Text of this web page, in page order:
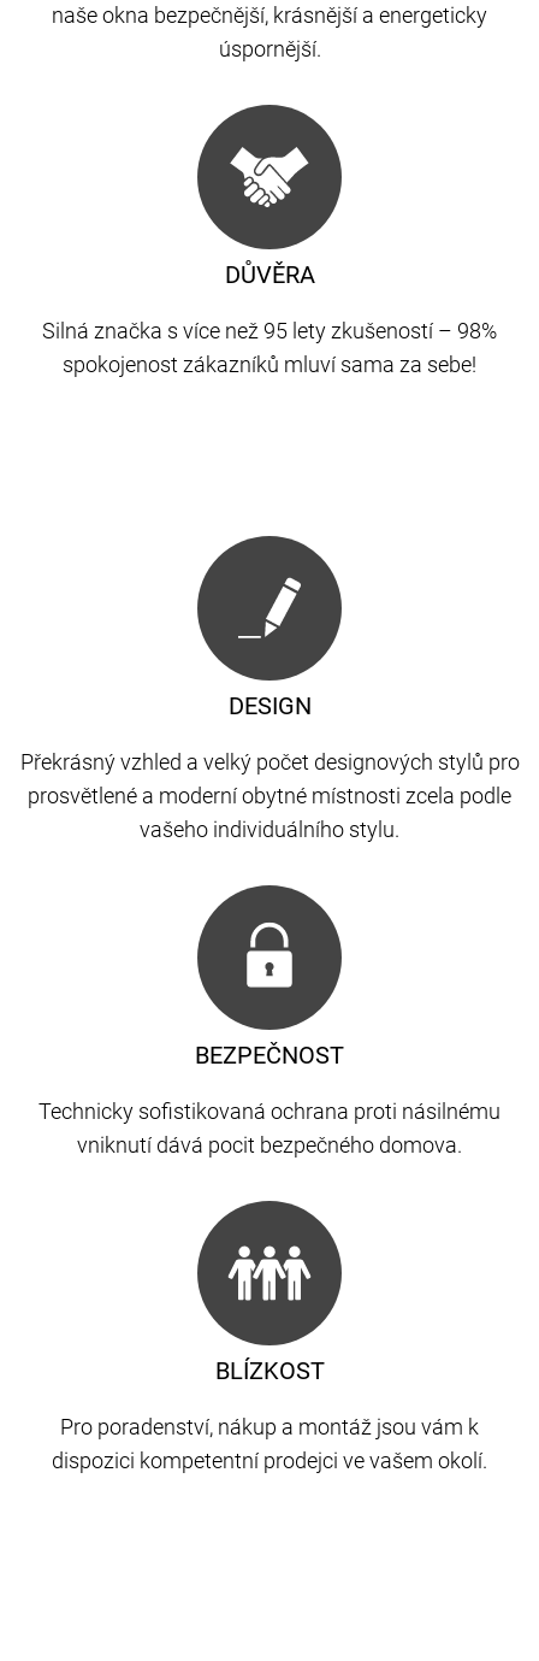
DŮVĚRA
Silná značka s více než 95 lety zkušeností – 98%
spokojenost zákazníků mluví sama za sebe!
naše okna bezpečnější, krásnější a energeticky
úspornější.
DESIGN
Překrásný vzhled a velký počet designových stylů pro
prosvětlené a moderní obytné místnosti zcela podle
vašeho individuálního stylu.
BLÍZKOST
Pro poradenství, nákup a montáž jsou vám k
dispozici kompetentní prodejci ve vašem okolí.
BEZPEČNOST
Technicky sofistikovaná ochrana proti násilnému
vniknutí dává pocit bezpečného domova.